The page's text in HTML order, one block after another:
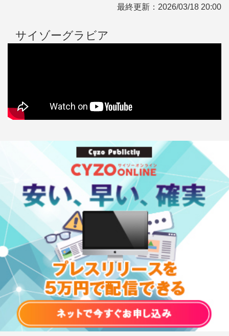
最終更新： 2026/03/18 20:00
サイゾーグラビア